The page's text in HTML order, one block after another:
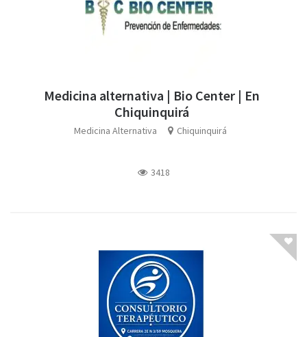
Medicina alternativa | Bio Center | En
Chiquinquirá
Medicina Alternativa Chiquinquirá
3418